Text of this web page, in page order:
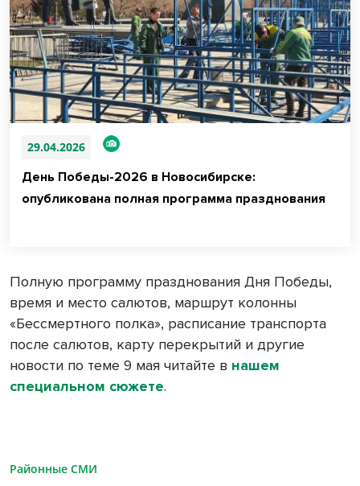
29.04.2026
День Победы-2026 в Новосибирске:
опубликована полная программа празднования
Полную программу празднования Дня Победы,
время и место салютов, маршрут колонны
«Бессмертного полка», расписание транспорта
после салютов, карту перекрытий и другие
новости по теме 9 мая читайте в нашем
специальном сюжете.
Районные СМИ